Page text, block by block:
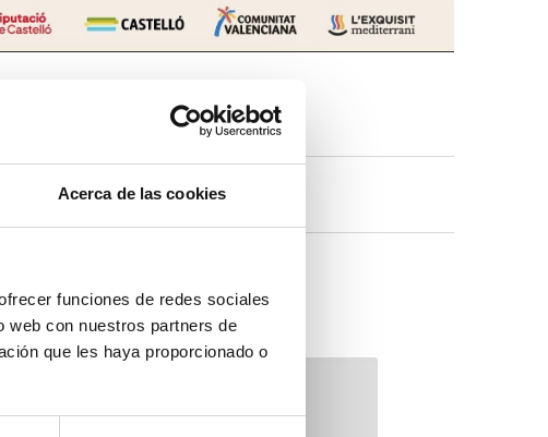
Acerca de las cookies
funciones de redes sociales
web con nuestros partners de
que les haya proporcionado o